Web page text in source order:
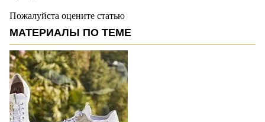
Пожалуйста оцените статью
МАТЕРИАЛЫ ПО ТЕМЕ